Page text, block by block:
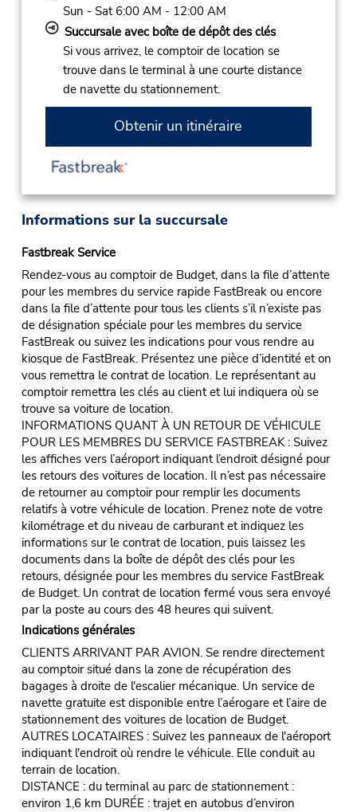
Sun - Sat 6:00 AM - 12:00 AM
Succursale avec boîte de dépôt des clés
Si vous arrivez, le comptoir de location se
trouve dans le terminal à une courte distance
de navette du stationnement.
Obtenir un itinéraire
Informations sur la succursale
Fastbreak Service
Rendez-vous au comptoir de Budget, dans la file d’attente
pour les membres du service rapide FastBreak ou encore
dans la file d’attente pour tous les clients s’il n’existe pas
de désignation spéciale pour les membres du service
FastBreak ou suivez les indications pour vous rendre au
kiosque de FastBreak. Présentez une pièce d’identité et on
vous remettra le contrat de location. Le représentant au
comptoir remettra les clés au client et lui indiquera où se
trouve sa voiture de location.
INFORMATIONS QUANT À UN RETOUR DE VÉHICULE
POUR LES MEMBRES DU SERVICE FASTBREAK : Suivez
les affiches vers l’aéroport indiquant l’endroit désigné pour
les retours des voitures de location. Il n’est pas nécessaire
de retourner au comptoir pour remplir les documents
relatifs à votre véhicule de location. Prenez note de votre
kilométrage et du niveau de carburant et indiquez les
informations sur le contrat de location, puis laissez les
documents dans la boîte de dépôt des clés pour les
retours, désignée pour les membres du service FastBreak
de Budget. Un contrat de location fermé vous sera envoyé
par la poste au cours des 48 heures qui suivent.
Indications générales
CLIENTS ARRIVANT PAR AVION. Se rendre directement
au comptoir situé dans la zone de récupération des
bagages à droite de l'escalier mécanique. Un service de
navette gratuite est disponible entre l’aérogare et l’aire de
stationnement des voitures de location de Budget.
AUTRES LOCATAIRES : Suivez les panneaux de l'aéroport
indiquant l'endroit où rendre le véhicule. Elle conduit au
terrain de location.
DISTANCE : du terminal au parc de stationnement :
environ 1,6 km DURÉE : trajet en autobus d’environ